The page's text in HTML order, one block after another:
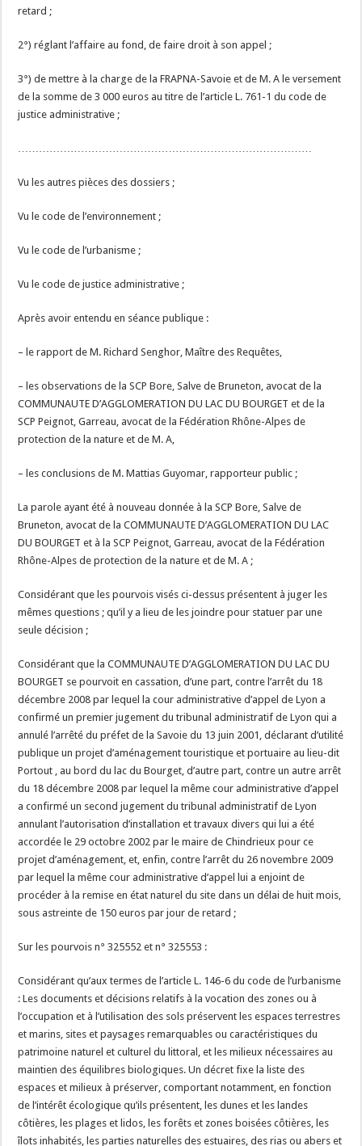
retard ;
2°) réglant l’affaire au fond, de faire droit à son appel ;
3°) de mettre à la charge de la FRAPNA-Savoie et de M. A le versement
de la somme de 3 000 euros au titre de l’article L. 761-1 du code de
justice administrative ;
…………………………………………………………………………
Vu les autres pièces des dossiers ;
Vu le code de l’environnement ;
Vu le code de l’urbanisme ;
Vu le code de justice administrative ;
Après avoir entendu en séance publique :
– le rapport de M. Richard Senghor, Maître des Requêtes,
– les observations de la SCP Bore, Salve de Bruneton, avocat de la
COMMUNAUTE D’AGGLOMERATION DU LAC DU BOURGET et de la
SCP Peignot, Garreau, avocat de la Fédération Rhône-Alpes de
protection de la nature et de M. A,
– les conclusions de M. Mattias Guyomar, rapporteur public ;
La parole ayant été à nouveau donnée à la SCP Bore, Salve de
Bruneton, avocat de la COMMUNAUTE D’AGGLOMERATION DU LAC
DU BOURGET et à la SCP Peignot, Garreau, avocat de la Fédération
Rhône-Alpes de protection de la nature et de M. A ;
Considérant que les pourvois visés ci-dessus présentent à juger les
mêmes questions ; qu’il y a lieu de les joindre pour statuer par une
seule décision ;
Considérant que la COMMUNAUTE D’AGGLOMERATION DU LAC DU
BOURGET se pourvoit en cassation, d’une part, contre l’arrêt du 18
décembre 2008 par lequel la cour administrative d’appel de Lyon a
confirmé un premier jugement du tribunal administratif de Lyon qui a
annulé l’arrêté du préfet de la Savoie du 13 juin 2001, déclarant d’utilité
publique un projet d’aménagement touristique et portuaire au lieu-dit
Portout , au bord du lac du Bourget, d’autre part, contre un autre arrêt
du 18 décembre 2008 par lequel la même cour administrative d’appel
a confirmé un second jugement du tribunal administratif de Lyon
annulant l’autorisation d’installation et travaux divers qui lui a été
accordée le 29 octobre 2002 par le maire de Chindrieux pour ce
projet d’aménagement, et, enfin, contre l’arrêt du 26 novembre 2009
par lequel la même cour administrative d’appel lui a enjoint de
procéder à la remise en état naturel du site dans un délai de huit mois,
sous astreinte de 150 euros par jour de retard ;
Sur les pourvois n° 325552 et n° 325553 :
Considérant qu’aux termes de l’article L. 146-6 du code de l’urbanisme
: Les documents et décisions relatifs à la vocation des zones ou à
l’occupation et à l’utilisation des sols préservent les espaces terrestres
et marins, sites et paysages remarquables ou caractéristiques du
patrimoine naturel et culturel du littoral, et les milieux nécessaires au
maintien des équilibres biologiques. Un décret fixe la liste des
espaces et milieux à préserver, comportant notamment, en fonction
de l’intérêt écologique qu’ils présentent, les dunes et les landes
côtières, les plages et lidos, les forêts et zones boisées côtières, les
îlots inhabités, les parties naturelles des estuaires, des rias ou abers et